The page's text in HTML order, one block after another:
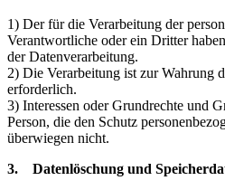
1) Der für die Verarbeitung der
Verantwortliche oder ein Dritter
der Datenverarbeitung.
2) Die Verarbeitung ist zur Wahrung
erforderlich.
3) Interessen oder Grundrechte und
Person, die den Schutz
überwiegen nicht.
3. Datenlöschung und